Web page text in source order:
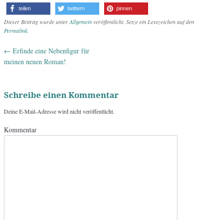
teilen twittern pinnen
Dieser Beitrag wurde unterAllgemeinveröffentlicht. Setze ein Lesezeichen auf den
Permalink.
Artikel-Navigation
← Erfinde eine Nebenfigur für
meinen neuen Roman!
Schreibe einen Kommentar
Deine E-Mail-Adresse wird nicht veröffentlicht.
Kommentar